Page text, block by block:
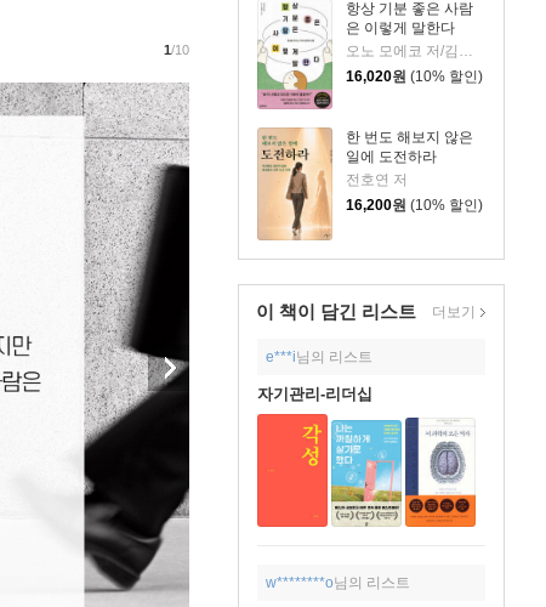
항상 기분 좋은 사람
은 이렇게 말한다
오노 모에코 저/김시온 역
16,020원 (10% 할인)
한 번도 해보지 않은
일에 도전하라
전호연 저
16,200원 (10% 할인)
이 책이 담긴 리스트 더보기
e***i님의 리스트
자기관리-리더십
w********o님의 리스트
1/10